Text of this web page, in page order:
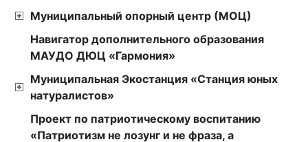
Муниципальный опорный центр (МОЦ)
Навигатор дополнительного образования
МАУДО ДЮЦ «Гармония»
Муниципальная Экостанция «Станция юных
натуралистов»
Проект по патриотическому воспитанию
«Патриотизм не лозунг и не фраза, а